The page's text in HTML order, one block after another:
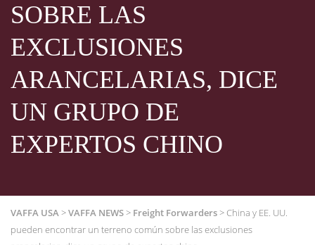
SOBRE LAS
EXCLUSIONES
ARANCELARIAS, DICE
UN GRUPO DE
EXPERTOS CHINO
VAFFA USA>VAFFA NEWS> Freight Forwarders> China y EE. UU.
pueden encontrar un terreno común sobre las exclusiones